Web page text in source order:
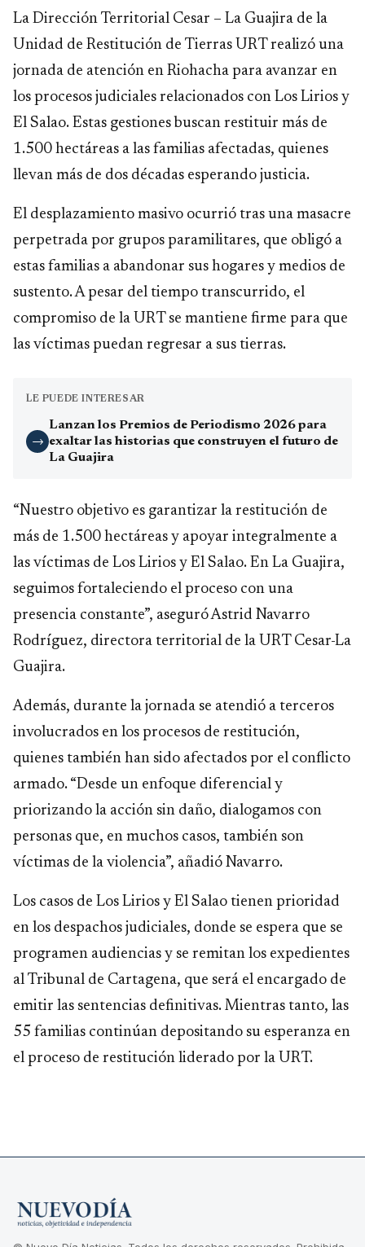
La Dirección Territorial Cesar – La Guajira de la
Unidad de Restitución de Tierras URT realizó una
jornada de atención en Riohacha para avanzar en
los procesos judiciales relacionados con Los Lirios y
El Salao. Estas gestiones buscan restituir más de
1.500 hectáreas a las familias afectadas, quienes
llevan más de dos décadas esperando justicia.
El desplazamiento masivo ocurrió tras una masacre
perpetrada por grupos paramilitares, que obligó a
estas familias a abandonar sus hogares y medios de
sustento. A pesar del tiempo transcurrido, el
compromiso de la URT se mantiene firme para que
las víctimas puedan regresar a sus tierras.
LE PUEDE INTERESAR
→
Lanzan los Premios de Periodismo 2026 para
exaltar las historias que construyen el futuro de
La Guajira
“Nuestro objetivo es garantizar la restitución de
más de 1.500 hectáreas y apoyar integralmente a
las víctimas de Los Lirios y El Salao. En La Guajira,
seguimos fortaleciendo el proceso con una
presencia constante”, aseguró Astrid Navarro
Rodríguez, directora territorial de la URT Cesar-La
Guajira.
Además, durante la jornada se atendió a terceros
involucrados en los procesos de restitución,
quienes también han sido afectados por el conflicto
armado. “Desde un enfoque diferencial y
priorizando la acción sin daño, dialogamos con
personas que, en muchos casos, también son
víctimas de la violencia”, añadió Navarro.
Los casos de Los Lirios y El Salao tienen prioridad
en los despachos judiciales, donde se espera que se
programen audiencias y se remitan los expedientes
al Tribunal de Cartagena, que será el encargado de
emitir las sentencias definitivas. Mientras tanto, las
55 familias continúan depositando su esperanza en
el proceso de restitución liderado por la URT.